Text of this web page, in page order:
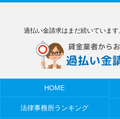
過払い金請求はまだ続いています
HOME
法律事務所ランキング